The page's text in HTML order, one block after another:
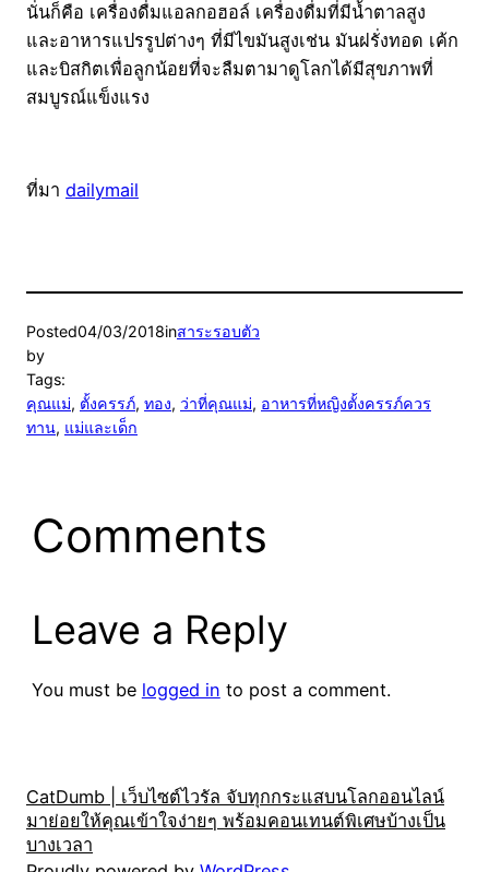
นั่นก็คือ เครื่องดื่มแอลกอฮอล์ เครื่องดื่มที่มีน้ำตาลสูง
และอาหารแปรรูปต่างๆ ที่มีไขมันสูงเช่น มันฝรั่งทอด เค้ก
และบิสกิตเพื่อลูกน้อยที่จะลืมตามาดูโลกได้มีสุขภาพที่
สมบูรณ์แข็งแรง
ที่มา dailymail
Posted04/03/2018inสาระรอบตัว
by
Tags:
คุณแม่, ตั้งครรภ์, ทอง, ว่าที่คุณแม่, อาหารที่หญิงตั้งครรภ์ควร
ทาน, แม่และเด็ก
Comments
Leave a Reply
You must be logged in to post a comment.
CatDumb | เว็บไซต์ไวรัล จับทุกกระแสบนโลกออนไลน์
มาย่อยให้คุณเข้าใจง่ายๆ พร้อมคอนเทนต์พิเศษบ้างเป็น
บางเวลา